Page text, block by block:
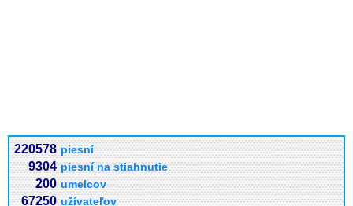
220578 piesní
9304 piesní na stiahnutie
200 umelcov
67250 užívateľov